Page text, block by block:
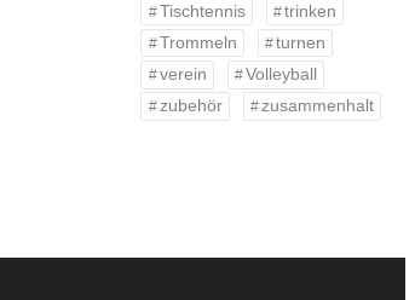
Tischtennis
trinken
Trommeln
turnen
verein
Volleyball
zubehör
zusammenhalt